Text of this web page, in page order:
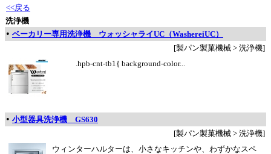
<<戻る
洗浄機
• ベーカリー専用洗浄機 ウォッシャライUC（WashereiUC）
[製パン製菓機械 > 洗浄機]
.hpb-cnt-tb1{ background-color...
• 小型器具洗浄機 GS630
[製パン製菓機械 > 洗浄機]
ウィンターハルターは、小さなキッチンや、わずかなスペ